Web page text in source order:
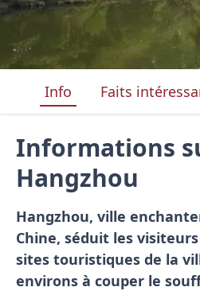
Info Faits
Informations
Hangzhou
Hangzhou, ville
Chine, séduit les
sites touristiques de la
environs à couper le